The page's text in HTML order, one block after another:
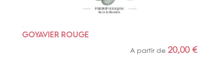
GOYAVIER ROUGE
A partir de20,00€